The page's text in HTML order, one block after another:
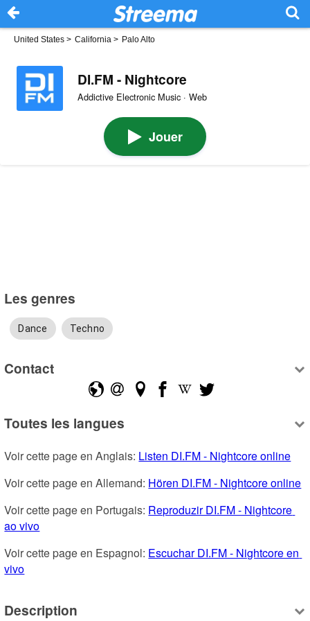
United States > California > Palo Alto
DI.FM - Nightcore
Addictive Electronic Music · Web
Jouer
Les genres
Dance Techno
Contact
Toutes les langues
Voir cette page en Anglais: Listen DI.FM - Nightcore online
Voir cette page en Allemand: Hören DI.FM - Nightcore online
Voir cette page en Portugais: Reproduzir DI.FM - Nightcore
ao vivo
Voir cette page en Espagnol: Escuchar DI.FM - Nightcore en
vivo
Description